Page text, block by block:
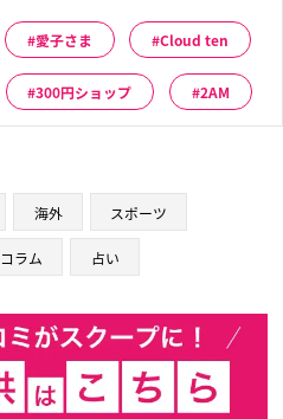
愛子さま Cloud ten
300円ショップ 2AM
海外 スポーツ
コラム 占い